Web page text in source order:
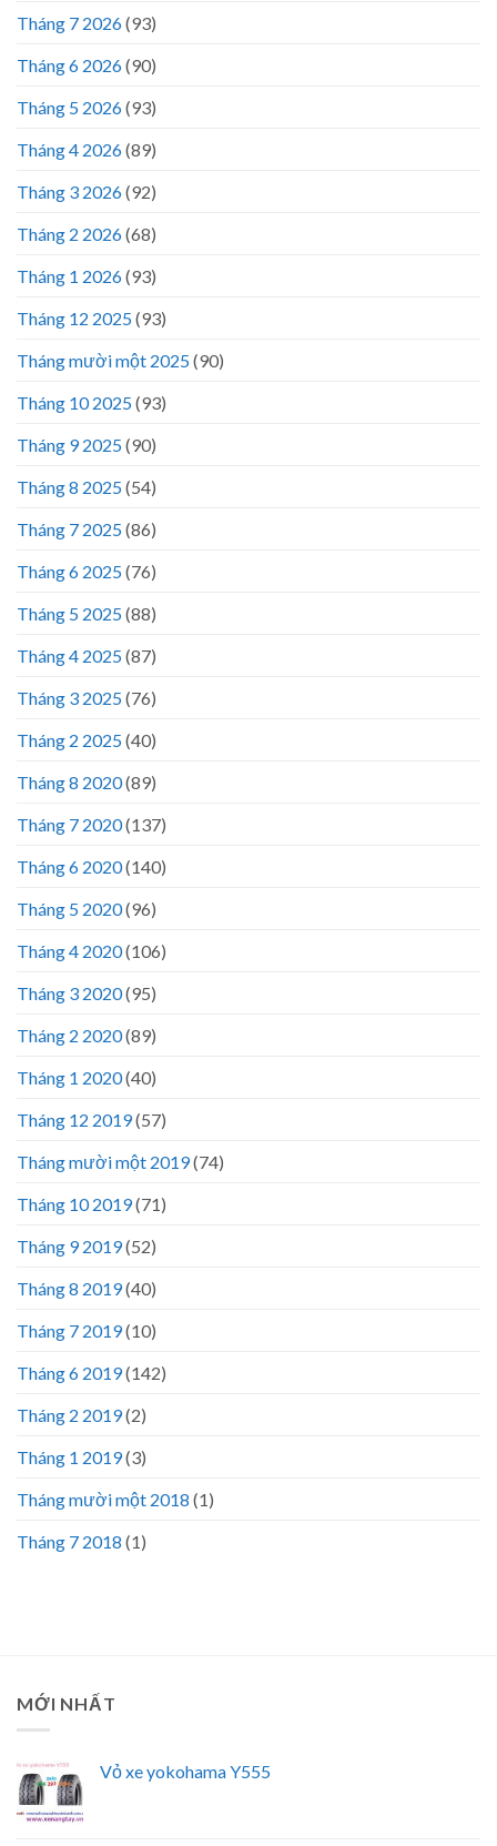
Tháng 7 2026(93)
Tháng 6 2026(90)
Tháng 5 2026(93)
Tháng 4 2026(89)
Tháng 3 2026(92)
Tháng 2 2026(68)
Tháng 1 2026(93)
Tháng 12 2025(93)
Tháng mười một 2025(90)
Tháng 10 2025(93)
Tháng 9 2025(90)
Tháng 8 2025(54)
Tháng 7 2025(86)
Tháng 6 2025(76)
Tháng 5 2025(88)
Tháng 4 2025(87)
Tháng 3 2025(76)
Tháng 2 2025(40)
Tháng 8 2020(89)
Tháng 7 2020(137)
Tháng 6 2020(140)
Tháng 5 2020(96)
Tháng 4 2020(106)
Tháng 3 2020(95)
Tháng 2 2020(89)
Tháng 1 2020(40)
Tháng 12 2019(57)
Tháng mười một 2019(74)
Tháng 10 2019(71)
Tháng 9 2019(52)
Tháng 8 2019(40)
Tháng 7 2019(10)
Tháng 6 2019(142)
Tháng 2 2019(2)
Tháng 1 2019(3)
Tháng mười một 2018 (1)
Tháng 7 2018 (1)
MỚI NHẤT
Vỏ xe yokohama Y555